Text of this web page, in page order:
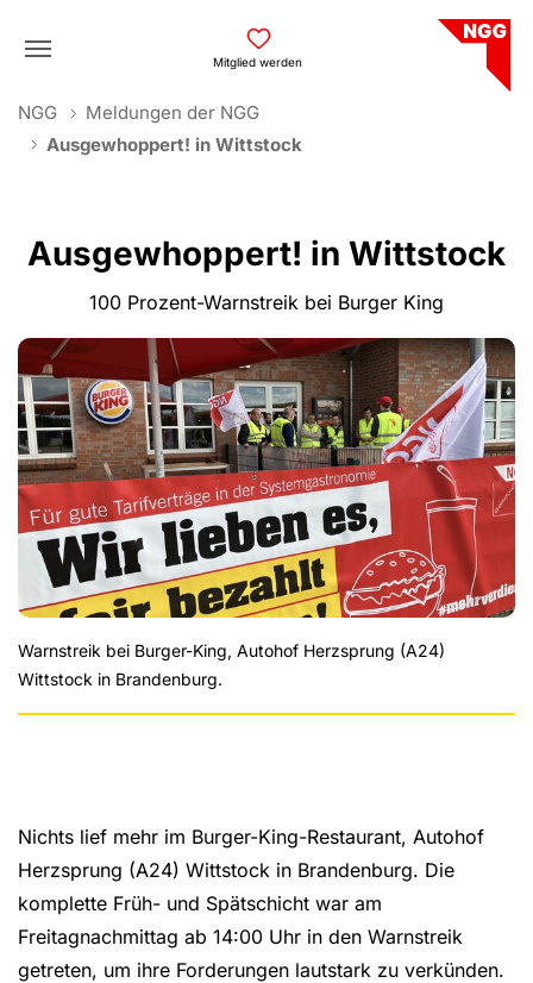
Mitglied werden
You are here:
NGG
Meldungen der NGG
Ausgewhoppert! in Wittstock
Ausgewhoppert! in Wittstock
100 Prozent-Warnstreik bei Burger King
Warnstreik bei Burger-King, Autohof Herzsprung (A24)
Wittstock in Brandenburg.
Nichts lief mehr im Burger-King-Restaurant, Autohof
Herzsprung (A24) Wittstock in Brandenburg. Die
komplette Früh- und Spätschicht war am
Freitagnachmittag ab 14:00 Uhr in den Warnstreik
getreten, um ihre Forderungen lautstark zu verkünden.